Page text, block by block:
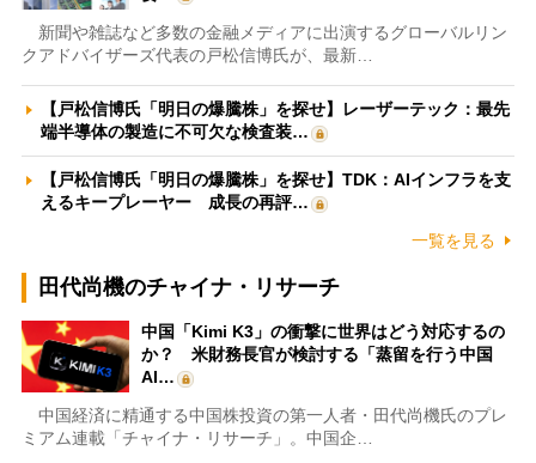
新聞や雑誌など多数の金融メディアに出演するグローバルリン
クアドバイザーズ代表の戸松信博氏が、最新…
【戸松信博氏「明日の爆騰株」を探せ】レーザーテック：最先
端半導体の製造に不可欠な検査装…
【戸松信博氏「明日の爆騰株」を探せ】TDK：AIインフラを支
えるキープレーヤー 成長の再評…
一覧を見る
田代尚機のチャイナ・リサーチ
中国「Kimi K3」の衝撃に世界はどう対応するの
か？ 米財務長官が検討する「蒸留を行う中国
AI…
中国経済に精通する中国株投資の第一人者・田代尚機氏のプレ
ミアム連載「チャイナ・リサーチ」。中国企…